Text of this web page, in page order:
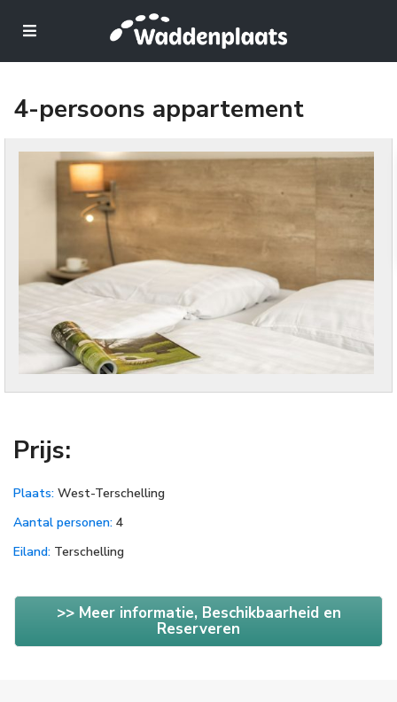
4-persoons appartement
Prijs:
Plaats: West-Terschelling
Aantal personen: 4
Eiland: Terschelling
>> Meer informatie, Beschikbaarheid en
Reserveren